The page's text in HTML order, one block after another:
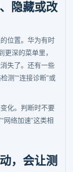
隐藏或改
位置。华为有时
深的菜单里，
失了。还有一些
测”“连接诊断”或
化。判断时不要
网络加速”这类相
，会让测